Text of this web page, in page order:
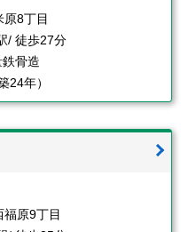
8丁目
/ 徒歩27分
骨造
24年）
原9丁目